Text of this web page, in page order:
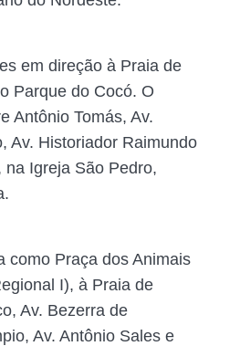
em direção à Praia de
Parque do Cocó. O
Antônio Tomás, Av.
Av. Historiador Raimundo
na Igreja São Pedro,
como Praça dos Animais
I), à Praia de
Av. Bezerra de
Av. Antônio Sales e